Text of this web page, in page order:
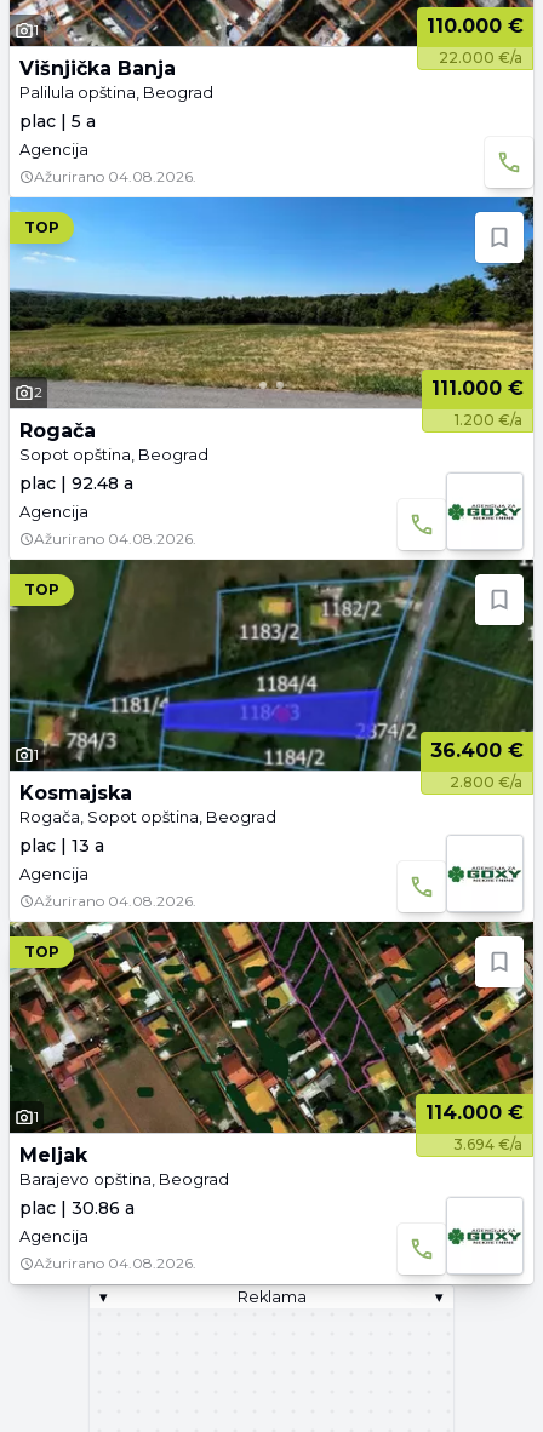
1 110.000 €
22.000 €/a
Višnjička Banja
Palilula opština, Beograd
plac | 5 a
Agencija
Ažurirano 04.08.2026.
TOP
2 111.000 €
1.200 €/a
Rogača
Sopot opština, Beograd
plac | 92.48 a
Agencija
Ažurirano 04.08.2026.
TOP
1 36.400 €
2.800 €/a
Kosmajska
Rogača, Sopot opština, Beograd
plac | 13 a
Agencija
Ažurirano 04.08.2026.
TOP
1 114.000 €
3.694 €/a
Meljak
Barajevo opština, Beograd
plac | 30.86 a
Agencija
Ažurirano 04.08.2026.
▾
Reklama ▾